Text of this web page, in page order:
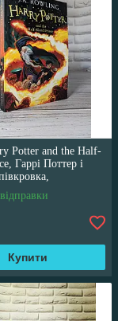
Potter and the Half-
Гаррі Поттер і
мовою
Купити